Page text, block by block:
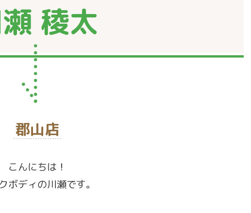
稜太
郡山店
こんにちは！
ボディの川瀬です。